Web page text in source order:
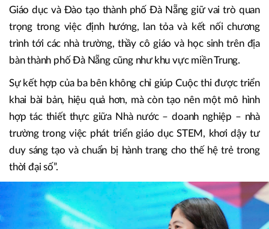
Giáo dục và Đào tạo thành phố Đà Nẵng giữ vai trò quan
trọng trong việc định hướng, lan tỏa và kết nối chương
trình tới các nhà trường, thầy cô giáo và học sinh trên địa
bàn thành phố Đà Nẵng cũng như khu vực miền Trung.
Sự kết hợp của ba bên không chỉ giúp Cuộc thi được triển
khai bài bản, hiệu quả hơn, mà còn tạo nên một mô hình
hợp tác thiết thực giữa Nhà nước – doanh nghiệp – nhà
trường trong việc phát triển giáo dục STEM, khơi dậy tư
duy sáng tạo và chuẩn bị hành trang cho thế hệ trẻ trong
thời đại số”.